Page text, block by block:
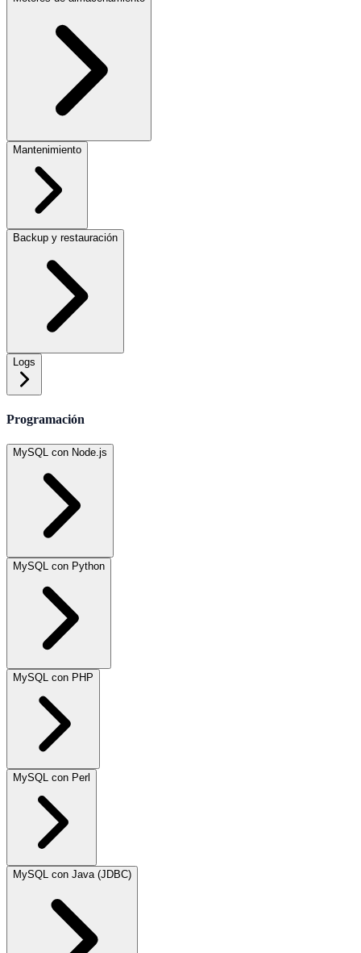
Mantenimiento
Backup y restauración
Logs
Programación
MySQL con Node.js
MySQL con Python
MySQL con PHP
MySQL con Perl
MySQL con Java (JDBC)